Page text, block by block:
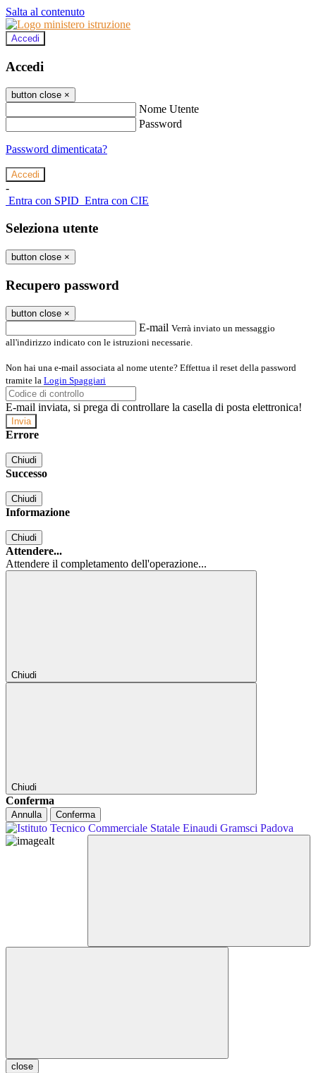
Salta al contenuto
Accedi
Accedi
button close ×
Nome Utente
Password
Password dimenticata?
-
Entra con SPID Entra con CIE
Seleziona utente
button close ×
Recupero password
button close ×
E-mail Verrà inviato un messaggio
all'indirizzo indicato con le istruzioni necessarie.
Non hai una e-mail associata al nome utente? Effettua il reset della password
tramite la Login Spaggiari
E-mail inviata, si prega di controllare la casella di posta elettronica!
Errore
Chiudi
Successo
Chiudi
Informazione
Chiudi
Attendere...
Attendere il completamento dell'operazione...
Chiudi
Chiudi
Conferma
Annulla Conferma
close